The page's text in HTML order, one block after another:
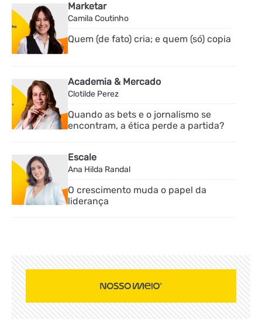
Marketar
Camila Coutinho
Quem (de fato) cria; e quem (só) copia
Academia & Mercado
Clotilde Perez
Quando as bets e o jornalismo se
encontram, a ética perde a partida?
Escale
Ana Hilda Randal
O crescimento muda o papel da
liderança